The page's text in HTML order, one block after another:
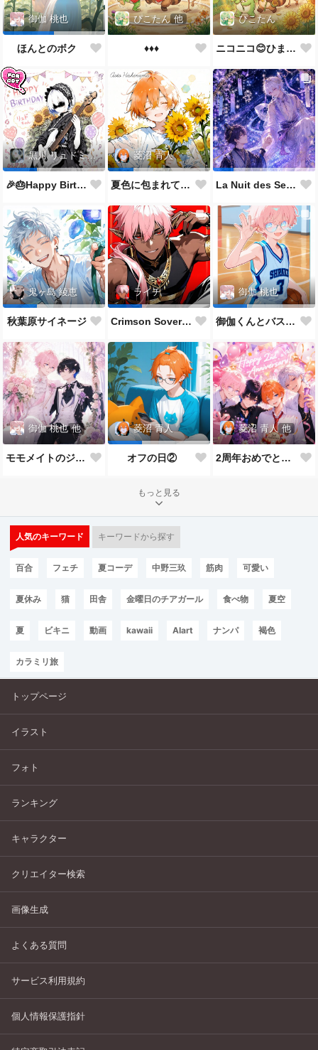
御伽 桃也
ほんとのボク
ぴこたん 他
♦️♦️♦️
ぴこたん
ニコニコ😊ひまわり🌻
黒川 リュドミーラ
🎉🎂Happy Birthday 🎂🎉
菱沼 青人
夏色に包まれて🌻✨ La Nuit des Sept Étoiles
鬼ヶ島 綾恵
秋葉原サイネージ
ライチ
Crimson Sovereign👑
御伽 桃也
御伽くんとバスケ🏀
御伽 桃也 他
モモメイトのジューンブライド*:✨\( ॑˘ ॑◍\ 💒💍 ﾉ◍ ॑˘ ॑ )ﾉ✨:*
菱沼 青人
オフの日②
菱沼 青人 他
2周年おめでとうございます🎉🎂
もっと見る
人気のキーワード キーワードから探す
百合 フェチ 夏コーデ 中野三玖 筋肉 可愛い
夏休み 猫 田舎 金曜日のチアガール 食べ物 夏空
夏 ビキニ 動画 kawaii AIart ナンパ 褐色
カラミリ旅
トップページ
イラスト
フォト
ランキング
キャラクター
クリエイター検索
画像生成
よくある質問
サービス利用規約
個人情報保護指針